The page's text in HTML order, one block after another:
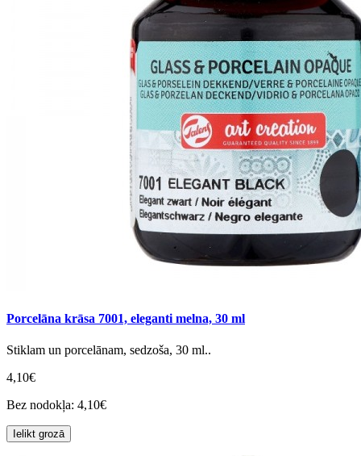
Porcelāna krāsa 7001, eleganti melna, 30 ml
Stiklam un porcelānam, sedzoša, 30 ml..
4,10€
Bez nodokļa: 4,10€
Ielikt grozā